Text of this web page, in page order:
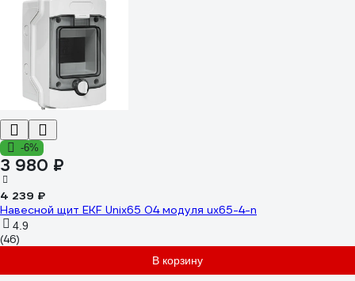
-6%
3 980 ₽
4 239 ₽
Навесной щит EKF Unix65 04 модуля ux65-4-n
4.9
(46)
В корзину